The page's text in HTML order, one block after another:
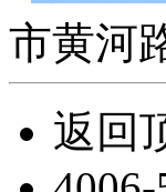
市黄河
返回